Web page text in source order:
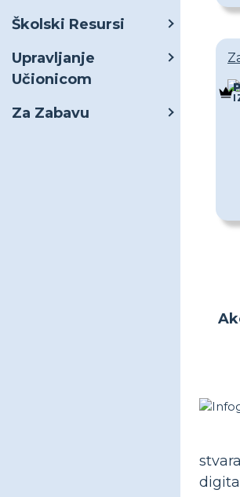
Školski Resursi
Upravljanje
Učionicom
Za Zabavu